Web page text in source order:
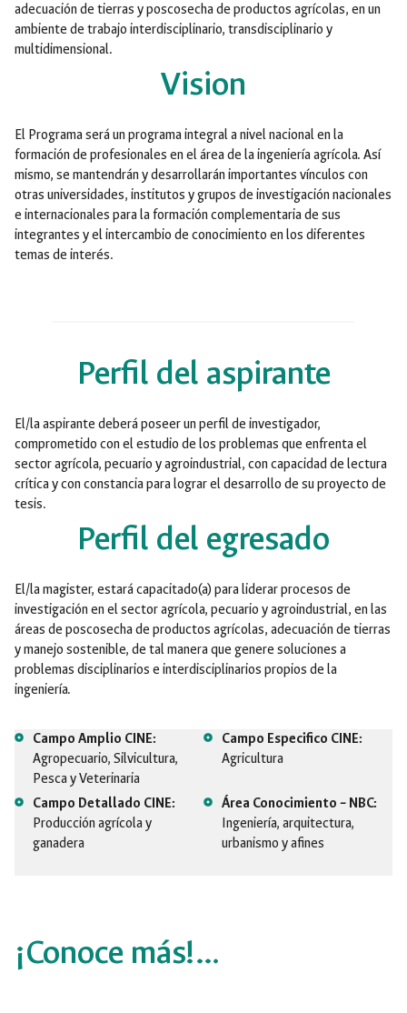
adecuación de tierras y poscosecha de productos agrícolas, en un
ambiente de trabajo interdisciplinario, transdisciplinario y
multidimensional.
Vision
El Programa será un programa integral a nivel nacional en la
formación de profesionales en el área de la ingeniería agrícola. Así
mismo, se mantendrán y desarrollarán importantes vínculos con
otras universidades, institutos y grupos de investigación nacionales
e internacionales para la formación complementaria de sus
integrantes y el intercambio de conocimiento en los diferentes
temas de interés.
Perfil del aspirante
El/la aspirante deberá poseer un perfil de investigador,
comprometido con el estudio de los problemas que enfrenta el
sector agrícola, pecuario y agroindustrial, con capacidad de lectura
crítica y con constancia para lograr el desarrollo de su proyecto de
tesis.
Perfil del egresado
El/la magister, estará capacitado(a) para liderar procesos de
investigación en el sector agrícola, pecuario y agroindustrial, en las
áreas de poscosecha de productos agrícolas, adecuación de tierras
y manejo sostenible, de tal manera que genere soluciones a
problemas disciplinarios e interdisciplinarios propios de la
ingeniería.
Campo Amplio CINE:
Agropecuario, Silvicultura,
Pesca y Veterinaria
Campo Especifico CINE:
Agricultura
Campo Detallado CINE:
Producción agrícola y
ganadera
Área Conocimiento – NBC:
Ingeniería, arquitectura,
urbanismo y afines
¡Conoce más!…